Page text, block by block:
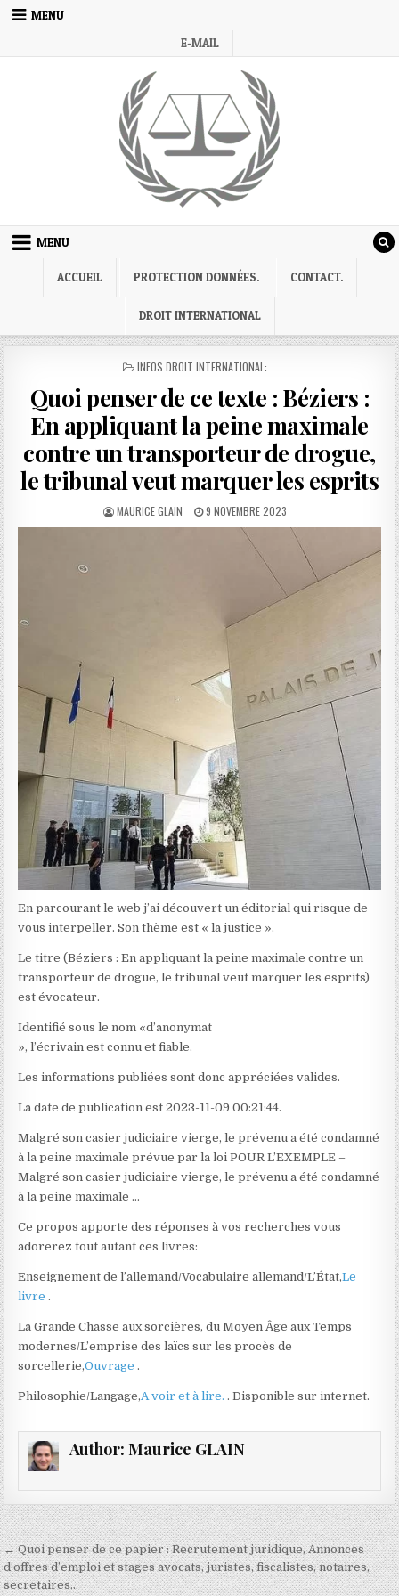
Skip
MENU
E-MAIL
MENU
ACCUEIL PROTECTION DONNÉES. CONTACT.
DROIT INTERNATIONAL
POSTED
INFOS DROIT INTERNATIONAL:
Quoi penser de ce texte : Béziers :
En appliquant la peine maximale
contre un transporteur de drogue,
le tribunal veut marquer les esprits
AUTHOR:
MAURICE GLAIN
PUBLISHED
DATE:
9 NOVEMBRE 2023
En parcourant le web j’ai découvert un éditorial qui risque de
vous interpeller. Son thème est « la justice ».
Le titre (Béziers : En appliquant la peine maximale contre un
transporteur de drogue, le tribunal veut marquer les esprits)
est évocateur.
Identifié sous le nom «d’anonymat
», l’écrivain est connu et fiable.
Les informations publiées sont donc appréciées valides.
La date de publication est 2023-11-09 00:21:44.
Malgré son casier judiciaire vierge, le prévenu a été condamné
à la peine maximale prévue par la loi POUR L’EXEMPLE –
Malgré son casier judiciaire vierge, le prévenu a été condamné
à la peine maximale …
Ce propos apporte des réponses à vos recherches vous
adorerez tout autant ces livres:
Enseignement de l’allemand/Vocabulaire allemand/L’État,Le
livre.
La Grande Chasse aux sorcières, du Moyen Âge aux Temps
modernes/L’emprise des laïcs sur les procès de
sorcellerie,Ouvrage.
Philosophie/Langage,A voir et à lire.. Disponible sur internet.
Author: Maurice GLAIN
Navigation
de
← Quoi penser de ce papier : Recrutement juridique, Annonces
d’offres d’emploi et stages avocats, juristes, fiscalistes, notaires,
secretaires…